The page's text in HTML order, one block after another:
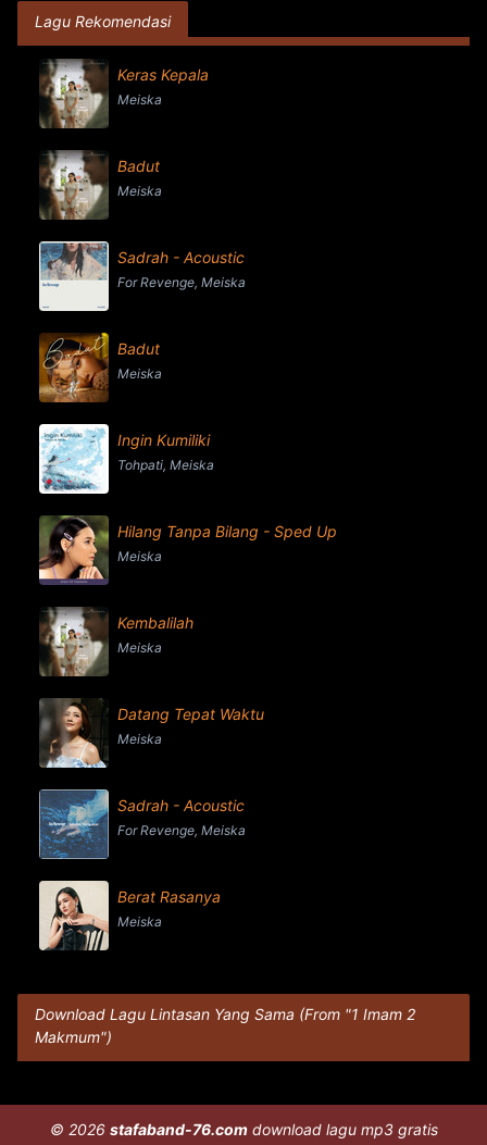
Lagu Rekomendasi
Keras Kepala
Meiska
Badut
Meiska
Sadrah - Acoustic
For Revenge, Meiska
Badut
Meiska
Ingin Kumiliki
Tohpati, Meiska
Hilang Tanpa Bilang - Sped Up
Meiska
Kembalilah
Meiska
Datang Tepat Waktu
Meiska
Sadrah - Acoustic
For Revenge, Meiska
Berat Rasanya
Meiska
Download Lagu Lintasan Yang Sama (From "1 Imam 2
Makmum")
© 2026 stafaband-76.comdownload lagu mp3 gratis